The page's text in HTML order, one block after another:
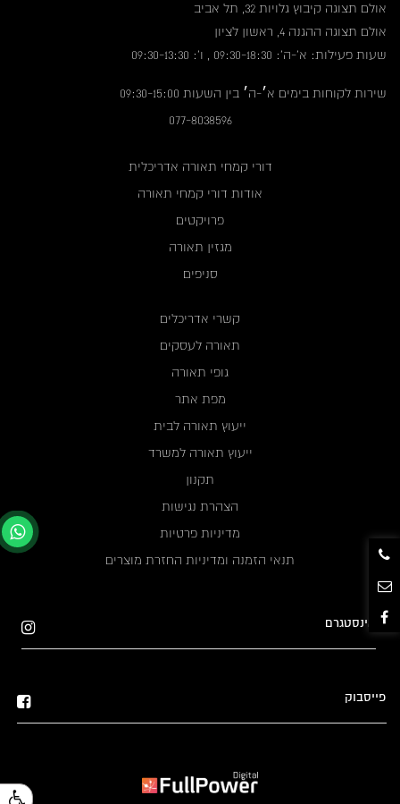
אולם תצוגה קיבוץ גלויות 32, תל אביב
אולם תצוגה ההגנה 4, ראשון לציון
שעות פעילות: א'-ה': 09:30-18:30 , ו': 09:30-13:30
שירות לקוחות בימים א׳-ה׳ בין השעות 09:30-15:00
077-8038596
דורי קמחי תאורה אדריכלית
אודות דורי קמחי תאורה
פרויקטים
מגזין תאורה
סניפים
קשרי אדריכלים
תאורה לעסקים
גופי תאורה
מפת אתר
ייעוץ תאורה לבית
ייעוץ תאורה למשרד
תקנון
הצהרת נגישות
מדיניות פרטיות
תנאי הזמנה ומדיניות החזרת מוצרים
אינסטגרם
פייסבוק